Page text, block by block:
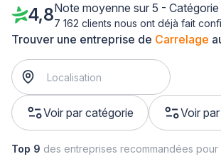
Trouver une entreprise de Carrelage
Voir par catégorie Voir
4,8Note moyenne sur 5 - Catégorie
7 162 clients nous ont déjà fait
Top 9 des entreprises recommandées